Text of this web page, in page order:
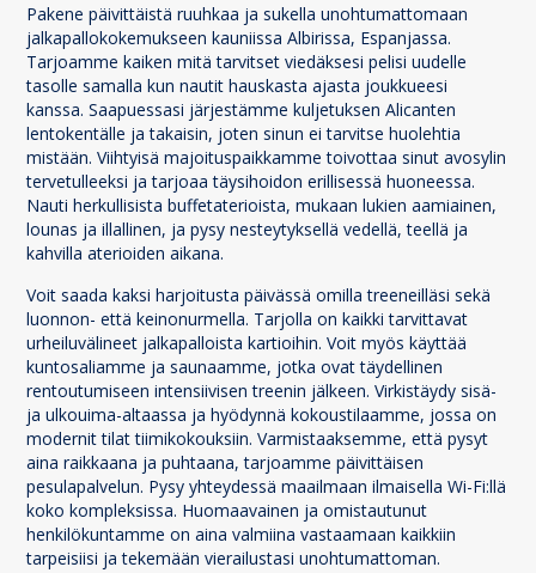
Pakene päivittäistä ruuhkaa ja sukella unohtumattomaan
jalkapallokokemukseen kauniissa Albirissa, Espanjassa.
Tarjoamme kaiken mitä tarvitset viedäksesi pelisi uudelle
tasolle samalla kun nautit hauskasta ajasta joukkueesi
kanssa. Saapuessasi järjestämme kuljetuksen Alicanten
lentokentälle ja takaisin, joten sinun ei tarvitse huolehtia
mistään. Viihtyisä majoituspaikkamme toivottaa sinut avosylin
tervetulleeksi ja tarjoaa täysihoidon erillisessä huoneessa.
Nauti herkullisista buffetaterioista, mukaan lukien aamiainen,
lounas ja illallinen, ja pysy nesteytyksellä vedellä, teellä ja
kahvilla aterioiden aikana.
Voit saada kaksi harjoitusta päivässä omilla treeneilläsi sekä
luonnon- että keinonurmella. Tarjolla on kaikki tarvittavat
urheiluvälineet jalkapalloista kartioihin. Voit myös käyttää
kuntosaliamme ja saunaamme, jotka ovat täydellinen
rentoutumiseen intensiivisen treenin jälkeen. Virkistäydy sisä-
ja ulkouima-altaassa ja hyödynnä kokoustilaamme, jossa on
modernit tilat tiimikokouksiin. Varmistaaksemme, että pysyt
aina raikkaana ja puhtaana, tarjoamme päivittäisen
pesulapalvelun. Pysy yhteydessä maailmaan ilmaisella Wi-Fi:llä
koko kompleksissa. Huomaavainen ja omistautunut
henkilökuntamme on aina valmiina vastaamaan kaikkiin
tarpeisiisi ja tekemään vierailustasi unohtumattoman.